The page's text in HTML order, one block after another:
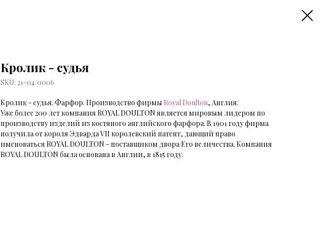
Кролик - судья
SKU: 21-04/0006
Кролик - судья. Фарфор. Производство фирмы Royal Doulton, Англия.
Уже более 200 лет компания ROYAL DOULTON является мировым лидером по
производству изделий из костяного английского фарфора. В 1901 году фирма
получила от короля Эдварда VII королевский патент, дающий право
именоваться ROYAL DOULTON - поставщиком двора Его величества. Компания
ROYAL DOULTON была основана в Англии, в 1815 году.